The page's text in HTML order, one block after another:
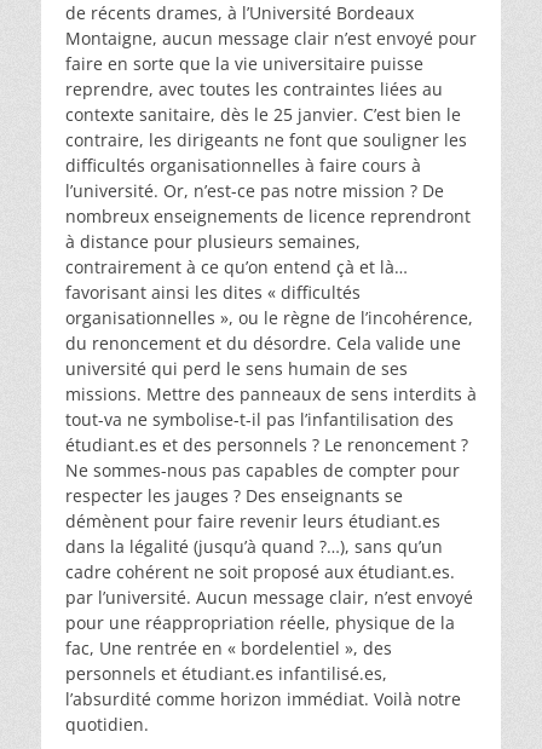
de récents drames, à l’Université Bordeaux
Montaigne, aucun message clair n’est envoyé pour
faire en sorte que la vie universitaire puisse
reprendre, avec toutes les contraintes liées au
contexte sanitaire, dès le 25 janvier. C’est bien le
contraire, les dirigeants ne font que souligner les
difficultés organisationnelles à faire cours à
l’université. Or, n’est-ce pas notre mission ? De
nombreux enseignements de licence reprendront
à distance pour plusieurs semaines,
contrairement à ce qu’on entend çà et là…
favorisant ainsi les dites « difficultés
organisationnelles », ou le règne de l’incohérence,
du renoncement et du désordre. Cela valide une
université qui perd le sens humain de ses
missions. Mettre des panneaux de sens interdits à
tout-va ne symbolise-t-il pas l’infantilisation des
étudiant.es et des personnels ? Le renoncement ?
Ne sommes-nous pas capables de compter pour
respecter les jauges ? Des enseignants se
démènent pour faire revenir leurs étudiant.es
dans la légalité (jusqu’à quand ?…), sans qu’un
cadre cohérent ne soit proposé aux étudiant.es.
par l’université. Aucun message clair, n’est envoyé
pour une réappropriation réelle, physique de la
fac, Une rentrée en « bordelentiel », des
personnels et étudiant.es infantilisé.es,
l’absurdité comme horizon immédiat. Voilà notre
quotidien.